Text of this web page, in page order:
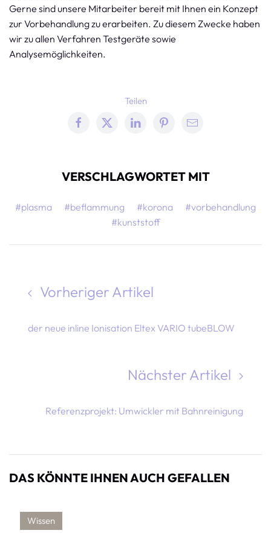
Gerne sind unsere Mitarbeiter bereit mit Ihnen ein Konzept
zur Vorbehandlung zu erarbeiten. Zu diesem Zwecke haben
wir zu allen Verfahren Testgeräte sowie
Analysemöglichkeiten.
Teilen
VERSCHLAGWORTET MIT
#plasma #beflammung #korona
#vorbehandlung
#kunststoff
Vorheriger Artikel
der neue inline Ionisation Eltex VARIO tubeBLOW
Nächster Artikel
Referenzprojekt: Umwickler mit Bahnreinigung
DAS KÖNNTE IHNEN AUCH GEFALLEN
Wissen
KUNSTSTOFFEN - TYPISCHE
Oberflächenenergie von Festkörpern herangezogen.
Geschrieben vonpPShMAcv